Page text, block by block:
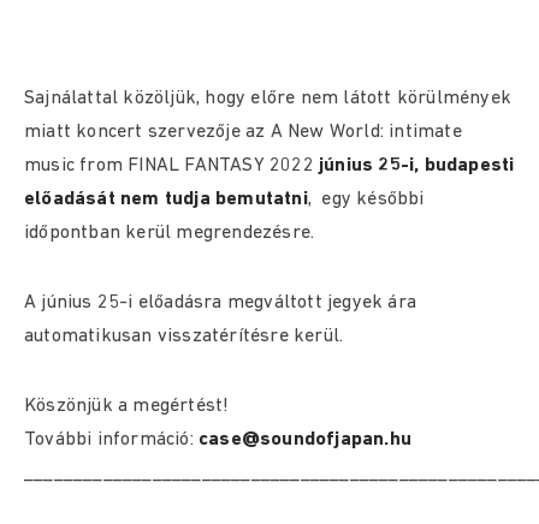
Sajnálattal közöljük, hogy előre nem látott körülmények
miatt koncert szervezője az A New World: intimate
music from FINAL FANTASY 2022 június 25-i, budapesti
előadását nem tudja bemutatni, egy későbbi
időpontban kerül megrendezésre.
A június 25-i előadásra megváltott jegyek ára
automatikusan visszatérítésre kerül.
Köszönjük a megértést!
További információ: case@soundofjapan.hu